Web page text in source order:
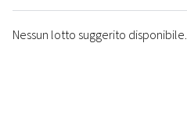
Nessun lotto suggerito disponibile.